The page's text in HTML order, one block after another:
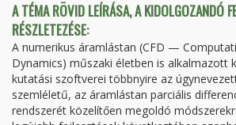
A TÉMA RÖVID LEÍRÁSA, A KIDOLGOZANDÓ
RÉSZLETEZÉSE:
A numerikus áramlástan (CFD —
Dynamics) műszaki életben is alkalmazott
kutatási szoftverei többnyire az
szemléletű, az áramlástan parciális
rendszerét közelítően megoldó